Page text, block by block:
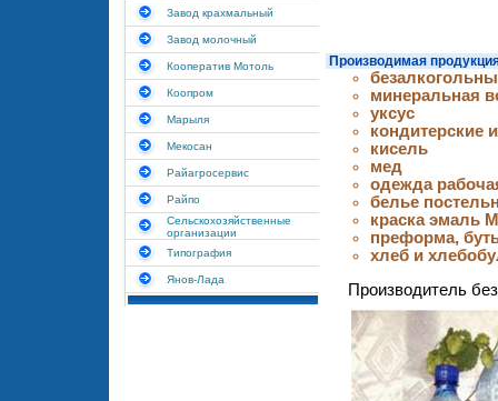
Завод крахмальный
Завод молочный
Кооператив Мотоль
Коопром
Марыля
Мекосан
Райагросервис
Райпо
Сельскохозяйственные
организации
Типография
Янов-Лада
Производимая
минеральная
уксус
кондитерские
кисель
мед
одежда
белье
краска эмаль
преформа,
хлеб и
Производитель